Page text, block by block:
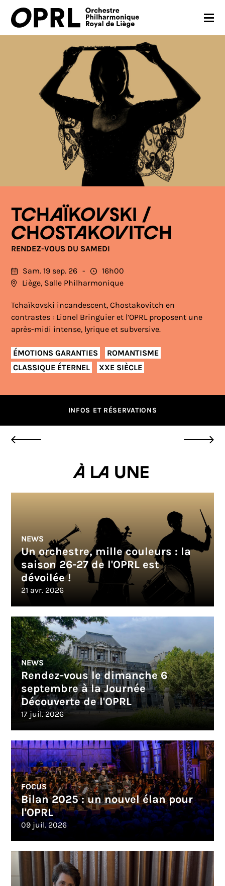
SAISON 26-27
JEUNES PUBLICS
EN PRATIQUE
NOUS SOUTENIR
TCHAÏKOVSKI /
CHOSTAKOVITCH
RENDEZ-VOUS DU SAMEDI
Sam. 19 sep. 26
16h00
Liège, Salle Philharmonique
Tchaïkovski incandescent, Chostakovitch en
contrastes : Lionel Bringuier et l’OPRL proposent une
après-midi intense, lyrique et subversive.
ÉMOTIONS GARANTIES
ROMANTISME
CLASSIQUE ÉTERNEL
XXE SIÈCLE
INFOS ET RÉSERVATIONS
À la une
NEWS
Un orchestre, mille couleurs : la
saison 26-27 de l'OPRL est
dévoilée !
21 avr. 2026
NEWS
Rendez-vous le dimanche 6
septembre à la Journée
Découverte de l'OPRL
17 juil. 2026
FOCUS
Bilan 2025 : un nouvel élan pour
l'OPRL
09 juil. 2026